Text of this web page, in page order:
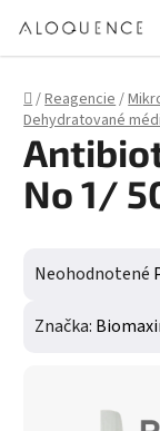
Domov
/Reagencie/
Dehydratované
No 1/
Priemerné
Neohodnotené
Značka: